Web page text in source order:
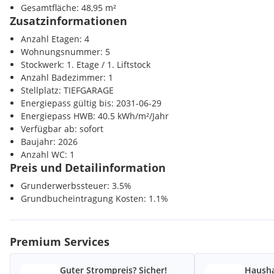
Aufzug für bequemen Zugang zu allen Etagen
3-fach isolierverglaste Fenster für eine optimale
Elektrische Außenraffstores für Licht- und
Echtholzböden und hochwertige Sanitäreinrichtung für
Raumaufteilung:
Die Wohnung verfügt über eine Wohnfläche von knapp 45m²,
und gliedert sich in folgende tolle Raumaufteilung.
Wohnküche mit Zugang zur Loggia
Schlafzimmer mit Zugang zur Loggia
Badezimmer mit bodenebener Dusche, Waschbecken, WC
Bahnhof <500m
Autobahnanschluss <1000m
Sonstige
Bank <1000m
Post <1000m
Polizei <1000m
Gesamtfläche: 48,95 m²
Zusatzinformationen
Anzahl Etagen: 4
Wohnungsnummer: 5
Stockwerk: 1. Etage / 1. Liftstock
Anzahl Badezimmer: 1
Stellplatz: TIEFGARAGE
Energiepass gültig bis: 2031-06-29
Energiepass HWB: 40.5 kWh/m²/Jahr
Verfügbar ab: sofort
Baujahr: 2026
Anzahl WC: 1
Preis und Detailinformation
Grunderwerbssteuer: 3.5%
Grundbucheintragung Kosten: 1.1%
Premium Services
Guter Strompreis? Sicher!